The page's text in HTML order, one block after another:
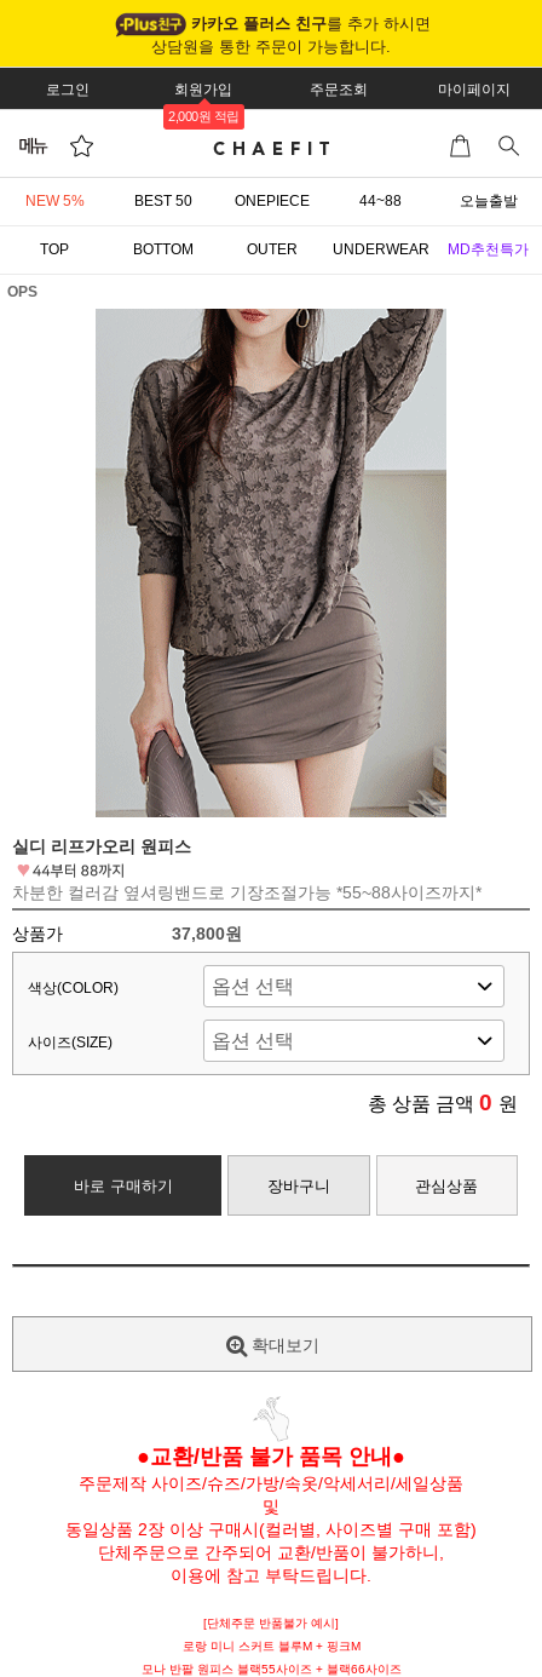
카카오 플러스 친구를 추가 하시면
상담원을 통한 주문이 가능합니다.
로그인 회원가입
2,000원 적립
주문조회 마이페이지
NEW 5% BEST 50 ONEPIECE 44~88 오늘출발
TOP BOTTOM OUTER UNDERWEAR MD추천특가
OPS
실디 리프가오리 원피스
차분한 컬러감 옆셔링밴드로 기장조절가능 *55~88사이즈까지*
상품가 37,800원
색상(COLOR)
사이즈(SIZE)
총 상품 금액 0 원
바로 구매하기 장바구니 관심상품
확대보기
●교환/반품 불가 품목 안내●
주문제작 사이즈/슈즈/가방/속옷/악세서리/세일상품
및
동일상품 2장 이상 구매시(컬러별, 사이즈별 구매 포함)
단체주문으로 간주되어 교환/반품이 불가하니,
이용에 참고 부탁드립니다.
[단체주문 반품불가 예시]
로랑 미니 스커트 블루M + 핑크M
모나 반팔 원피스 블랙55사이즈 + 블랙66사이즈